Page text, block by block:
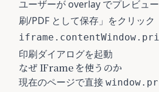
ユーザーが overlay でプレビュ
刷/PDF として保存」をクリック
印刷ダイアログを起動
なぜ IFrame を使うのか
現在のページで直接